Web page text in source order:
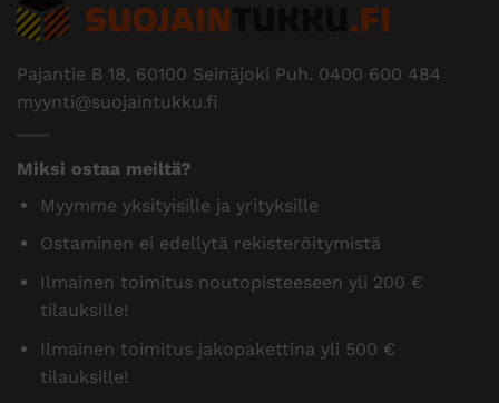
Pajantie B 18, 60100 Seinäjoki Puh. 0400 600 484
myynti@suojaintukku.fi
Miksi ostaa meiltä?
Myymme yksityisille ja yrityksille
Ostaminen ei edellytä rekisteröitymistä
Ilmainen toimitus noutopisteeseen yli 200 €
tilauksille!
Ilmainen toimitus jakopakettina yli 500 €
tilauksille!